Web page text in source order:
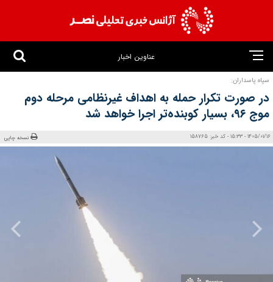
عناوین اخبار
سپاه پاسداران:
در صورت تکرار حمله به اهداف غیرنظامی مرحله دوم
موج ۹۶، بسیار کوبنده‌تر اجرا خواهد شد
1405/01/16 - 15:33 - کد خبر: 158765 نسخه چاپی